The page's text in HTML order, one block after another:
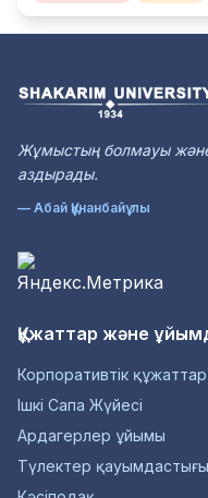
Жұмыстың болмауы
аздырады.
— Абай Құнанбайұлы
Құжаттар және
Корпоративтік құжаттар
Ішкі Сапа Жүйесі
Ардагерлер ұйымы
Түлектер қауымдастығы